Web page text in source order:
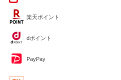
楽天ポイント
dポイント
PayPay